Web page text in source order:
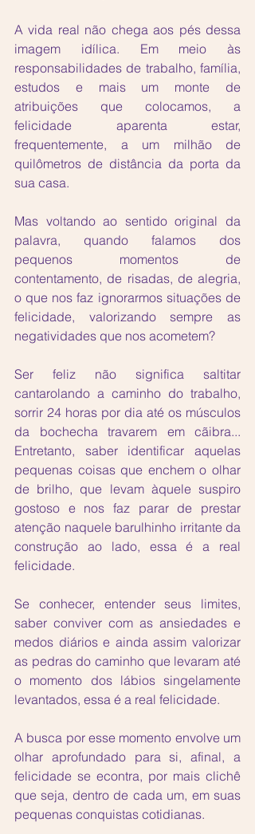
A vida real não chega aos pés dessa
imagem idílica. Em meio às
responsabilidades de trabalho, família,
estudos e mais um monte de
atribuições que colocamos, a
felicidade aparenta estar,
frequentemente, a um milhão de
quilômetros de distância da porta da
sua casa.
Mas voltando ao sentido original da
palavra, quando falamos dos
pequenos momentos de
contentamento, de risadas, de alegria,
o que nos faz ignorarmos situações de
felicidade, valorizando sempre as
negatividades que nos acometem?
Ser feliz não significa saltitar
cantarolando a caminho do trabalho,
sorrir 24 horas por dia até os músculos
da bochecha travarem em cãibra...
Entretanto, saber identificar aquelas
pequenas coisas que enchem o olhar
de brilho, que levam àquele suspiro
gostoso e nos faz parar de prestar
atenção naquele barulhinho irritante da
construção ao lado, essa é a real
felicidade.
Se conhecer, entender seus limites,
saber conviver com as ansiedades e
medos diários e ainda assim valorizar
as pedras do caminho que levaram até
o momento dos lábios singelamente
levantados, essa é a real felicidade.
A busca por esse momento envolve um
olhar aprofundado para si, afinal, a
felicidade se econtra, por mais clichê
que seja, dentro de cada um, em suas
pequenas conquistas cotidianas.